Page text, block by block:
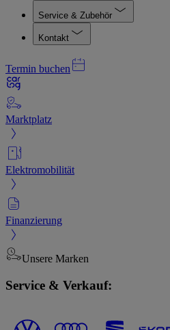
Service & Zubehör
Kontakt
Termin buchen
Marktplatz
Elektromobilität
Finanzierung
Unsere Marken
Service & Verkauf: